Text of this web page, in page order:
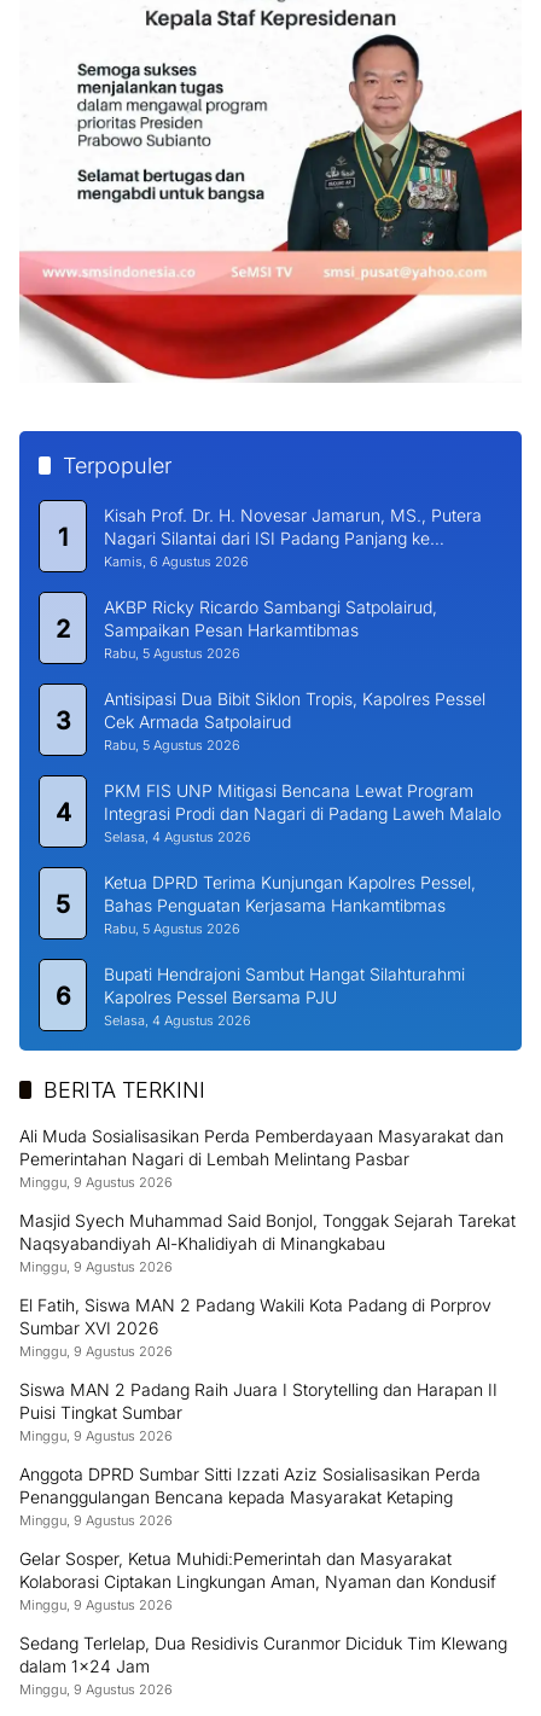
Terpopuler
1
Kisah Prof. Dr. H. Novesar Jamarun, MS., Putera
Nagari Silantai dari ISI Padang Panjang ke
Universitas Dharma Andalas
Kamis, 6 Agustus 2026
2
AKBP Ricky Ricardo Sambangi Satpolairud,
Sampaikan Pesan Harkamtibmas
Rabu, 5 Agustus 2026
3
Antisipasi Dua Bibit Siklon Tropis, Kapolres Pessel
Cek Armada Satpolairud
Rabu, 5 Agustus 2026
4
PKM FIS UNP Mitigasi Bencana Lewat Program
Integrasi Prodi dan Nagari di Padang Laweh Malalo
Selasa, 4 Agustus 2026
5
Ketua DPRD Terima Kunjungan Kapolres Pessel,
Bahas Penguatan Kerjasama Hankamtibmas
Rabu, 5 Agustus 2026
6
Bupati Hendrajoni Sambut Hangat Silahturahmi
Kapolres Pessel Bersama PJU
Selasa, 4 Agustus 2026
BERITA TERKINI
Ali Muda Sosialisasikan Perda Pemberdayaan Masyarakat dan
Pemerintahan Nagari di Lembah Melintang Pasbar
Minggu, 9 Agustus 2026
Masjid Syech Muhammad Said Bonjol, Tonggak Sejarah Tarekat
Naqsyabandiyah Al-Khalidiyah di Minangkabau
Minggu, 9 Agustus 2026
El Fatih, Siswa MAN 2 Padang Wakili Kota Padang di Porprov
Sumbar XVI 2026
Minggu, 9 Agustus 2026
Siswa MAN 2 Padang Raih Juara I Storytelling dan Harapan II
Puisi Tingkat Sumbar
Minggu, 9 Agustus 2026
Anggota DPRD Sumbar Sitti Izzati Aziz Sosialisasikan Perda
Penanggulangan Bencana kepada Masyarakat Ketaping
Minggu, 9 Agustus 2026
Gelar Sosper, Ketua Muhidi:Pemerintah dan Masyarakat
Kolaborasi Ciptakan Lingkungan Aman, Nyaman dan Kondusif
Minggu, 9 Agustus 2026
Sedang Terlelap, Dua Residivis Curanmor Diciduk Tim Klewang
dalam 1×24 Jam
Minggu, 9 Agustus 2026